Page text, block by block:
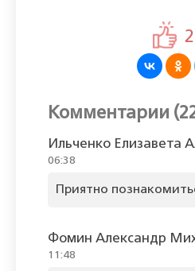
Комментарии
Ильченко Елизавета
06:38
Приятно
Фомин Александр
11:48